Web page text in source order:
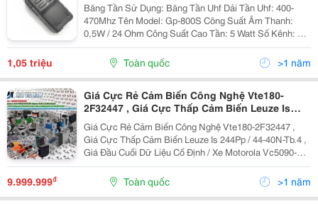
Băng Tần Sử Dụng: Băng Tần Uhf Dải Tần Uhf: 400-
470Mhz Tên Model: Gp-800S Công Suất Âm Thanh:
0,5W / 24 Ohm Công Suất Cao Tần: 5 Watt Số Kênh: 16
Kênh Xuất Xứ: Malaysia
1,05 triệu Toàn quốc >1 năm
Giá Cực Rẻ Cảm Biến Công Nghệ Vte180-
2F32447 , Giá Cực Thấp Cảm Biến Leuze Is
244Pp / 44-40N-Tb.4 , Giá Đầu Cuối Dữ Liệu Cố
Định / Xe Motorola Vc5090-Ma0Qm0Gh7Wr
Xuất Hóa Đơn , Giá Đỡ 1746A7 Rockwell Ab
Slc 500 Plc 1746-A7
Giá Cực Rẻ Cảm Biến Công Nghệ Vte180-2F32447 ,
Giá Cực Thấp Cảm Biến Leuze Is 244Pp / 44-40N-Tb.4 ,
Giá Đầu Cuối Dữ Liệu Cố Định / Xe Motorola Vc5090-
Ma0Qm0Gh7Wr Xuất Hóa Đơn , Giá Đỡ 1746A7
Rockwell Ab Slc 500 Plc 1746-A7 Liên Hệ Để Được Tư
9.999.999₫ Toàn quốc >1 năm